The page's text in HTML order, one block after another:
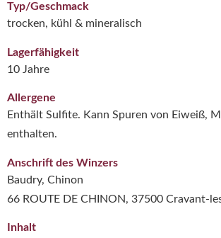
Typ/Geschmack
trocken, kühl & mineralisch
Lagerfähigkeit
10 Jahre
Allergene
Enthält Sulfite. Kann Spuren von Eiweiß,
enthalten.
Anschrift des Winzers
Baudry, Chinon
66 ROUTE DE CHINON, 37500 Cravant-
Inhalt